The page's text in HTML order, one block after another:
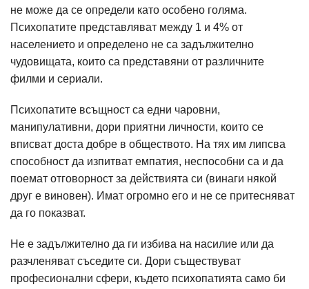
не може да се определи като особено голяма.
Психопатите представляват между 1 и 4% от
населението и определено не са задължително
чудовищата, които са представяни от различните
филми и сериали.
Психопатите всъщност са едни чаровни,
манипулативни, дори приятни личности, които се
вписват доста добре в обществото. На тях им липсва
способност да изпитват емпатия, неспособни са и да
поемат отговорност за действията си (винаги някой
друг е виновен). Имат огромно его и не се притесняват
да го показват.
Не е задължително да ги избива на насилие или да
разчленяват съседите си. Дори съществуват
професионални сфери, където психопатията само би